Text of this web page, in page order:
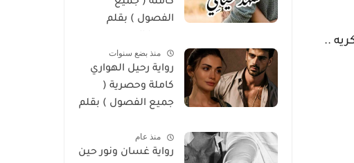
الفصول ) بقلم
منذ بضع سنوات
رواية رحيل الهواري
كاملة وحصرية (
جميع الفصول ) بقلم
منذ عام
رواية غسان ونور حين